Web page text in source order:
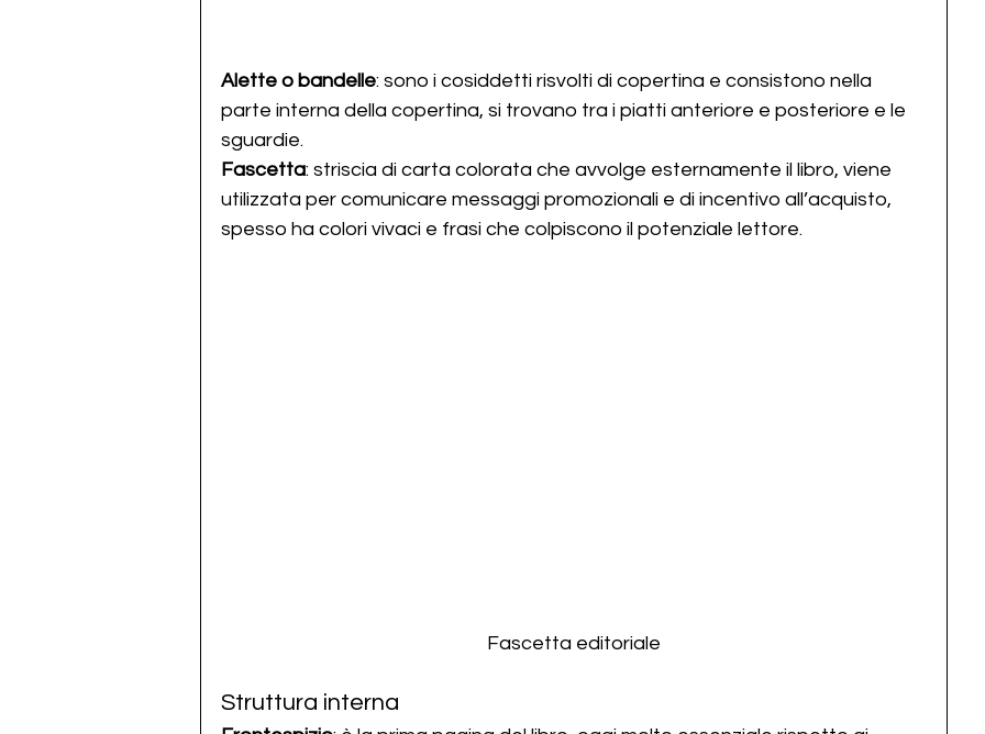
Alette o bandelle: sono i cosiddetti risvolti di copertina e consistono nella
parte interna della copertina, si trovano tra i piatti anteriore e posteriore e le
sguardie.
Fascetta: striscia di carta colorata che avvolge esternamente il libro, viene
utilizzata per comunicare messaggi promozionali e di incentivo all’acquisto,
spesso ha colori vivaci e frasi che colpiscono il potenziale lettore.
Fascetta editoriale
Struttura interna